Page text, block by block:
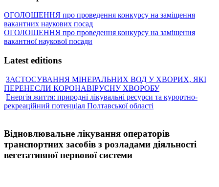
ОГОЛОШЕННЯ про проведення конкурсу на заміщення
вакантних наукових посад
ОГОЛОШЕННЯ про проведення конкурсу на заміщення
вакантної наукової посади
Latest editions
ЗАСТОСУВАННЯ МІНЕРАЛЬНИХ ВОД У ХВОРИХ, ЯКІ
ПЕРЕНЕСЛИ КОРОНАВІРУСНУ ХВОРОБУ
Енергія життя: природні лікувальні ресурси та курортно-
рекреаційний потенціал Полтавської області
Відновлювальне лікування операторів
транспортних засобів з розладами діяльності
вегетативної нервової системи